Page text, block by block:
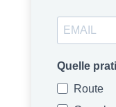
Quelle
Route